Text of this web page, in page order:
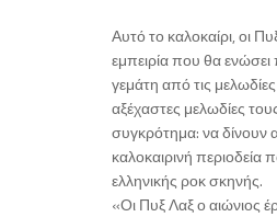
Αυτό το καλοκαίρι, οι
εμπειρία που θα ενώσει
γεμάτη από τις
αξέχαστες μελωδίες
συγκρότημα: να δίνουν
καλοκαιρινή
ελληνικής ροκ σκηνής.
«Οι Πυξ Λαξ ο αιώνιος